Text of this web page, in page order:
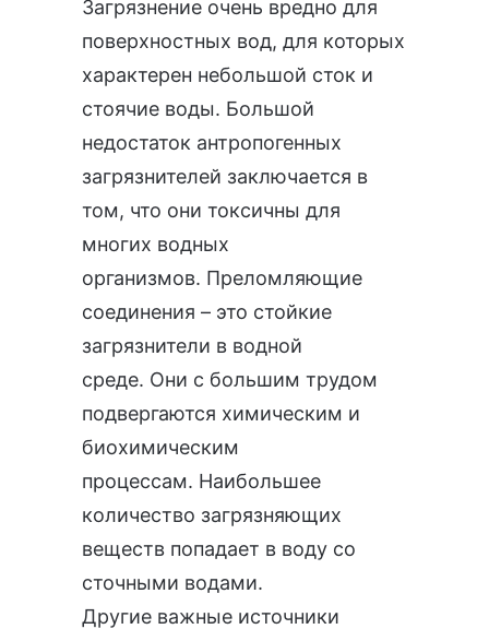
Загрязнение очень вредно для
поверхностных вод, для которых
характерен небольшой сток и
стоячие воды. Большой
недостаток антропогенных
загрязнителей заключается в
том, что они токсичны для
многих водных
организмов. Преломляющие
соединения – это стойкие
загрязнители в водной
среде. Они с большим трудом
подвергаются химическим и
биохимическим
процессам. Наибольшее
количество загрязняющих
веществ попадает в воду со
сточными водами.
Другие важные источники